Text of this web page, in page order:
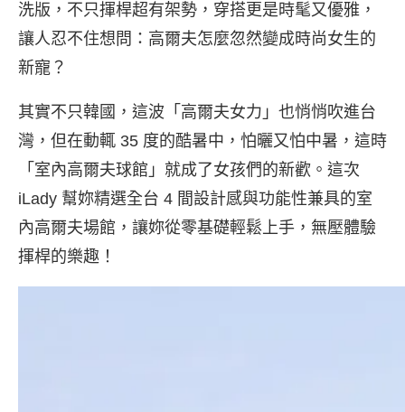
洗版，不只揮桿超有架勢，穿搭更是時髦又優雅，
讓人忍不住想問：高爾夫怎麼忽然變成時尚女生的
新寵？
其實不只韓國，這波「高爾夫女力」也悄悄吹進台
灣，但在動輒 35 度的酷暑中，怕曬又怕中暑，這時
「室內高爾夫球館」就成了女孩們的新歡。這次
iLady 幫妳精選全台 4 間設計感與功能性兼具的室
內高爾夫場館，讓妳從零基礎輕鬆上手，無壓體驗
揮桿的樂趣！